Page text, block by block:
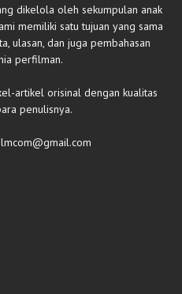
dikelola oleh sekumpulan anak
memiliki satu tujuan yang sama
ulasan, dan juga pembahasan
perfilman.
artikel orisinal dengan kualitas
penulisnya.